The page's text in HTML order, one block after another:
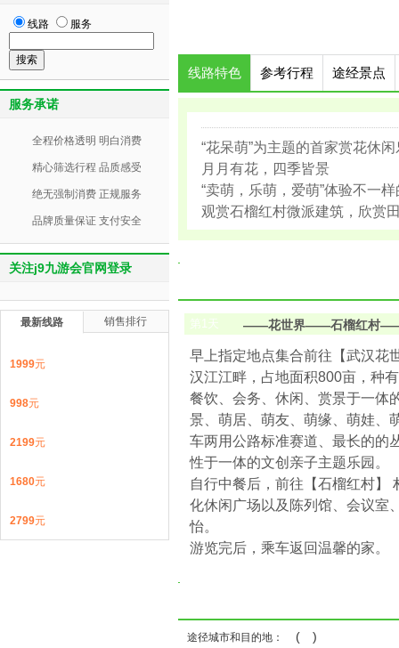
线路特色 参考行程 途经景点
“花呆萌”为主题的首家赏花休
月月有花，四季皆景
“卖萌，乐萌，爱萌”体验不一
观赏石榴红村微派建筑，欣赏
第1天 ——花世界——石榴红村
早上指定地点集合前往【武汉花
汉江江畔，占地面积800亩，种
餐饮、会务、休闲、赏景于一体
景、萌居、萌友、萌缘、萌娃、
车两用公路标准赛道、最长的的
性于一体的文创亲子主题乐园。
自行中餐后，前往【石榴红村】
化休闲广场以及陈列馆、会议室
怡。
游览完后，乘车返回温馨的家。
途径城市和目的地： ( )
线路 服务
服务承诺
全程价格透明 明白消费
精心筛选行程 品质感受
绝无强制消费 正规服务
品牌质量保证 支付安全
关注j9九游会官网登录
最新线路 销售排行
1999元
998元
2199元
1680元
2799元